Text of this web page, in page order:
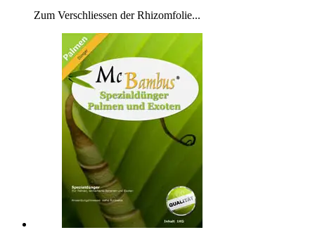
Zum Verschliessen der Rhizomfolie...